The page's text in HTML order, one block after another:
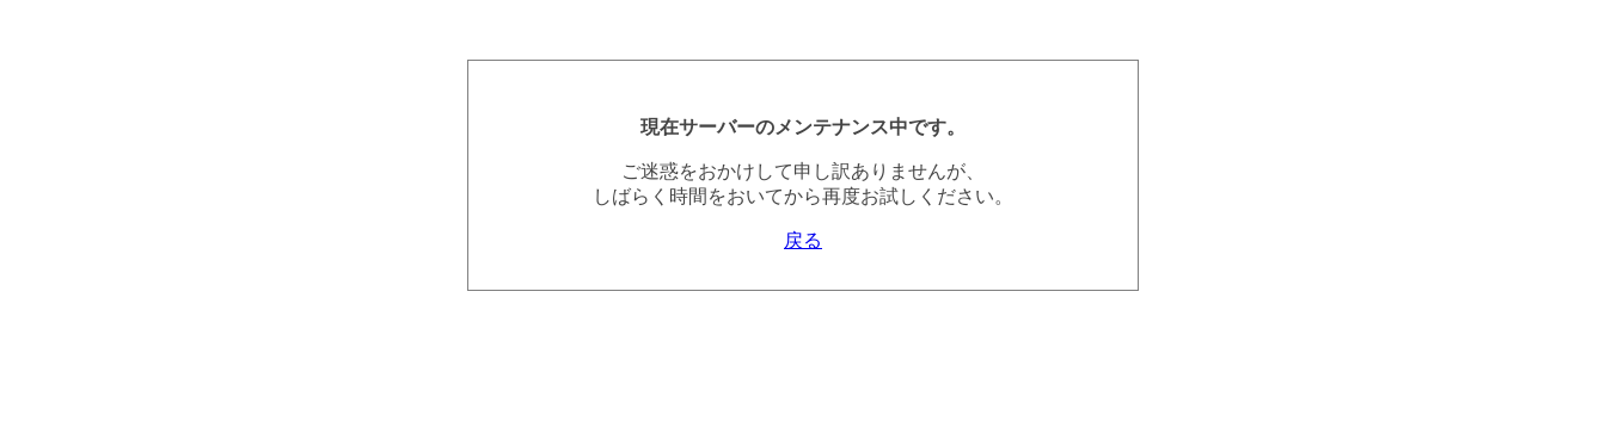
現在サーバーのメンテナンス中です。
ご迷惑をおかけして申し訳ありませんが、
しばらく時間をおいてから再度お試しください。
戻る